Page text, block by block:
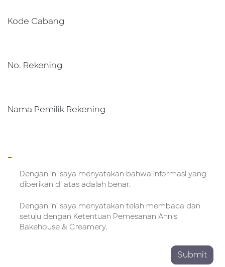
Kode Cabang
No. Rekening
Nama Pemilik Rekening
-
Dengan ini saya menyatakan bahwa informasi yang
diberikan di atas adalah benar.
Dengan ini saya menyatakan telah membaca dan
setuju dengan Ketentuan Pemesanan Ann's
Bakehouse & Creamery.
Submit